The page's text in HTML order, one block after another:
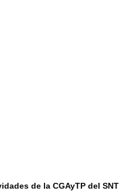
de la CGAyTP del SNT